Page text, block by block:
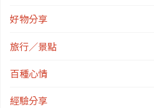
好物分享
旅行／景點
百種心情
經驗分享